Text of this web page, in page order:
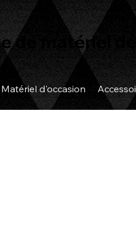
Matériel d'occasion
de matériel